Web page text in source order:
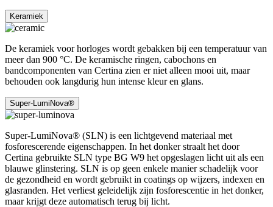
Keramiek
De keramiek voor horloges wordt gebakken bij een temperatuur van
meer dan 900 °C. De keramische ringen, cabochons en
bandcomponenten van Certina zien er niet alleen mooi uit, maar
behouden ook langdurig hun intense kleur en glans.
Super-LumiNova®
Super-LumiNova® (SLN) is een lichtgevend materiaal met
fosforescerende eigenschappen. In het donker straalt het door
Certina gebruikte SLN type BG W9 het opgeslagen licht uit als een
blauwe glinstering. SLN is op geen enkele manier schadelijk voor
de gezondheid en wordt gebruikt in coatings op wijzers, indexen en
glasranden. Het verliest geleidelijk zijn fosforescentie in het donker,
maar krijgt deze automatisch terug bij licht.